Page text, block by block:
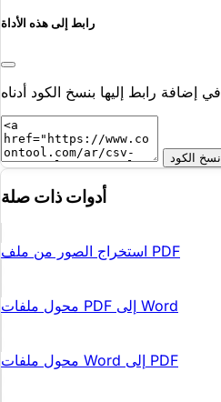
رابط إلى هذه الأداة
انسخ الكود
أدوات ذات صلة
استخراج الصور من ملف PDF
محول ملفات PDF إلى Word
محول ملفات Word إلى PDF